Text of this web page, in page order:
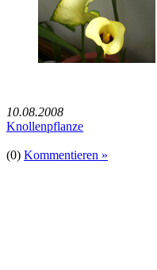
10.08.2008
Knollenpflanze
(0) Kommentieren »